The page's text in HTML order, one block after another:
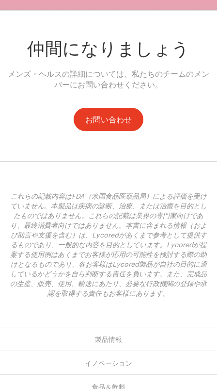
仲間になりましょう
メンズ・ヘルスの詳細については、私たちのチームのメン
バーにお問い合わせください。
お問い合わせ
これらの記載内容はFDA（米国食品医薬品局）による評価を受け
ていません。本製品は疾病の診断、治療、または治癒を目的とし
たものではありません。これらの記載は業界の専門家向けであ
り、最終消費者向けではありません。本書に含まれる情報（およ
び助言や支援を含む）は、Lycoredがあくまで参考として提供す
るものであり、一般的な内容を目的としています。Lycoredが提
案する使用例はあくまでお客様が応用の可能性を検討する際の助
けとなるものであり、各お客様はLycored製品が自社の目的に適
しているかどうかを自ら判断する責任を負います。また、完成品
の生産、販売、使用、輸送にあたり、必要な行政機関の登録や承
認を取得する責任もお客様にあります。
製品情報
イノベーション
食品＆飲料